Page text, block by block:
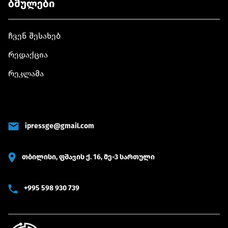
ბმულები
ჩვენ შესახებ
რედაქცია
რეკლამა
ipressge@gmail.com
თბილისი, ფშავის ქ. 16, მე-3 სართული
+995 598 930 739